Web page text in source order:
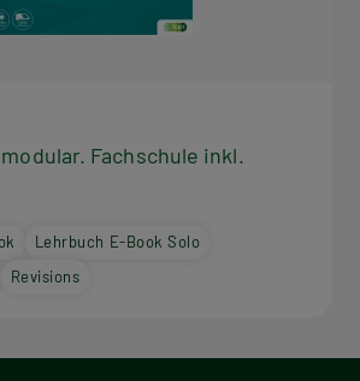
Fachschule inkl.
Lehrbuch E-Book Solo
Revisions